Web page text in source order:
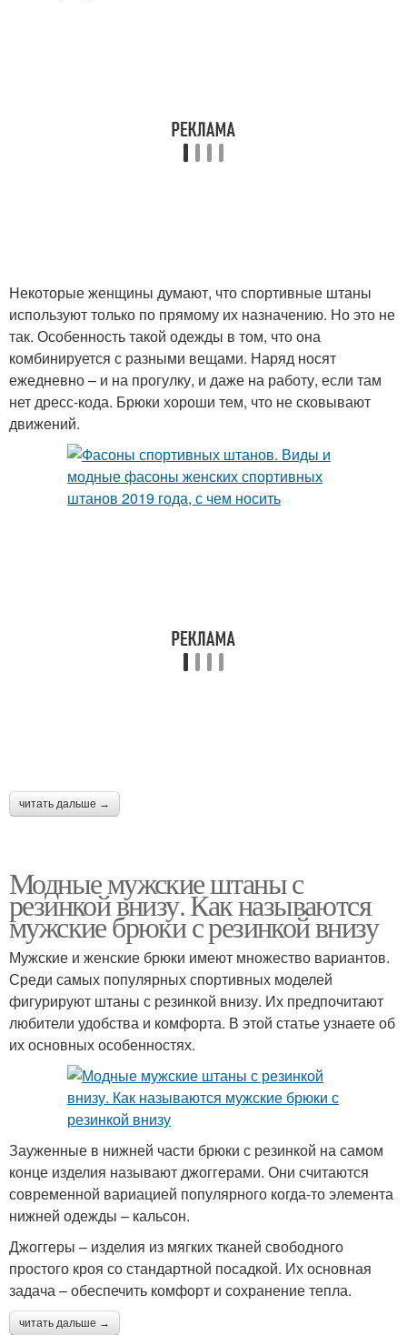
Некоторые женщины думают, что спортивные штаны
используют только по прямому их назначению. Но это не
так. Особенность такой одежды в том, что она
комбинируется с разными вещами. Наряд носят
ежедневно – и на прогулку, и даже на работу, если там
нет дресс-кода. Брюки хороши тем, что не сковывают
движений.
читать дальше →
Модные мужские штаны с
резинкой внизу. Как называются
мужские брюки с резинкой внизу
Мужские и женские брюки имеют множество вариантов.
Среди самых популярных спортивных моделей
фигурируют штаны с резинкой внизу. Их предпочитают
любители удобства и комфорта. В этой статье узнаете об
их основных особенностях.
Зауженные в нижней части брюки с резинкой на самом
конце изделия называют джоггерами. Они считаются
современной вариацией популярного когда-то элемента
нижней одежды – кальсон.
Джоггеры – изделия из мягких тканей свободного
простого кроя со стандартной посадкой. Их основная
задача – обеспечить комфорт и сохранение тепла.
читать дальше →